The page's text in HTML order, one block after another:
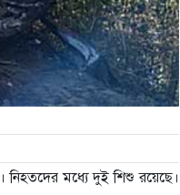
নিহতদের মধ্যে দুই শিশু রয়েছে।